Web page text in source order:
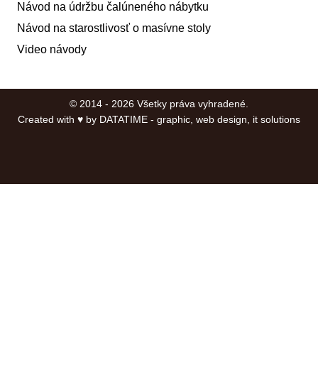
Návod na údržbu čalúneného nábytku
Návod na starostlivosť o masívne stoly
Video návody
© 2014 - 2026 Všetky práva vyhradené.
Created with ♥ by DATATIME - graphic, web design, it solutions